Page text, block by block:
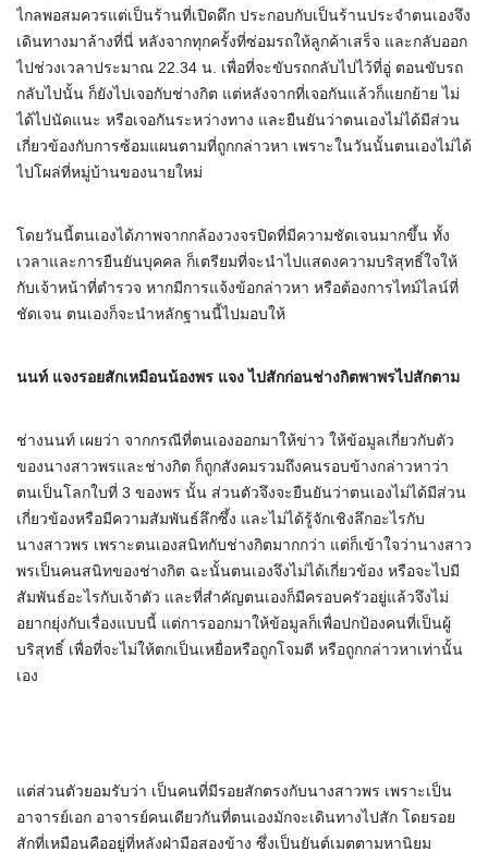
ไกลพอสมควรแต่เป็นร้านที่เปิดดึก ประกอบกับเป็นร้านประจำตนเองจึง
เดินทางมาล้างที่นี่ หลังจากทุกครั้งที่ซ่อมรถให้ลูกค้าเสร็จ และกลับออก
ไปช่วงเวลาประมาณ 22.34 น. เพื่อที่จะขับรถกลับไปไว้ที่อู่ ตอนขับรถ
กลับไปนั้น ก็ยังไปเจอกับช่างกิต แต่หลังจากที่เจอกันแล้วก็แยกย้าย ไม่
ได้ไปนัดแนะ หรือเจอกันระหว่างทาง และยืนยันว่าตนเองไม่ได้มีส่วน
เกี่ยวข้องกับการซ้อมแผนตามที่ถูกกล่าวหา เพราะในวันนั้นตนเองไม่ได้
ไปโผล่ที่หมู่บ้านของนายใหม่
โดยวันนี้ตนเองได้ภาพจากกล้องวงจรปิดที่มีความชัดเจนมากขึ้น ทั้ง
เวลาและการยืนยันบุคคล ก็เตรียมที่จะนำไปแสดงความบริสุทธิ์ใจให้
กับเจ้าหน้าที่ตำรวจ หากมีการแจ้งข้อกล่าวหา หรือต้องการไทม์ไลน์ที่
ชัดเจน ตนเองก็จะนำหลักฐานนี้ไปมอบให้
นนท์ แจงรอยสักเหมือนน้องพร แจง ไปสักก่อนช่างกิตพาพรไปสักตาม
ช่างนนท์ เผยว่า จากกรณีที่ตนเองออกมาให้ข่าว ให้ข้อมูลเกี่ยวกับตัว
ของนางสาวพรและช่างกิต ก็ถูกสังคมรวมถึงคนรอบข้างกล่าวหาว่า
ตนเป็นโลกใบที่ 3 ของพร นั้น ส่วนตัวจึงจะยืนยันว่าตนเองไม่ได้มีส่วน
เกี่ยวข้องหรือมีความสัมพันธ์ลึกซึ้ง และไม่ได้รู้จักเชิงลึกอะไรกับ
นางสาวพร เพราะตนเองสนิทกับช่างกิตมากกว่า แต่ก็เข้าใจว่านางสาว
พรเป็นคนสนิทของช่างกิต ฉะนั้นตนเองจึงไม่ได้เกี่ยวข้อง หรือจะไปมี
สัมพันธ์อะไรกับเจ้าตัว และที่สำคัญตนเองก็มีครอบครัวอยู่แล้วจึงไม่
อยากยุ่งกับเรื่องแบบนี้ แต่การออกมาให้ข้อมูลก็เพื่อปกป้องคนที่เป็นผู้
บริสุทธิ์ เพื่อที่จะไม่ให้ตกเป็นเหยื่อหรือถูกโจมตี หรือถูกกล่าวหาเท่านั้น
เอง
แต่ส่วนตัวยอมรับว่า เป็นคนที่มีรอยสักตรงกับนางสาวพร เพราะเป็น
อาจารย์เอก อาจารย์คนเดียวกันที่ตนเองมักจะเดินทางไปสัก โดยรอย
สักที่เหมือนคืออยู่ที่หลังฝ่ามือสองข้าง ซึ่งเป็นยันต์เมตตามหานิยม